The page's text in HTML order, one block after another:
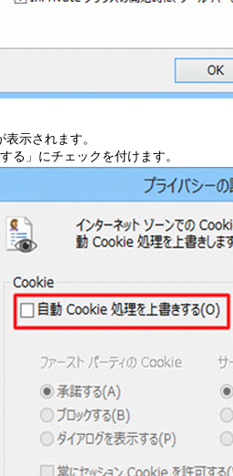
示されます。
る」にチェックを付けます。